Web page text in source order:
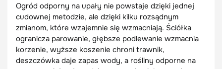
Ogród odporny na upały nie powstaje dzięki jednej
cudownej metodzie, ale dzięki kilku rozsądnym
zmianom, które wzajemnie się wzmacniają. Ściółka
ogranicza parowanie, głębsze podlewanie wzmacnia
korzenie, wyższe koszenie chroni trawnik,
deszczówka daje zapas wody, a rośliny odporne na